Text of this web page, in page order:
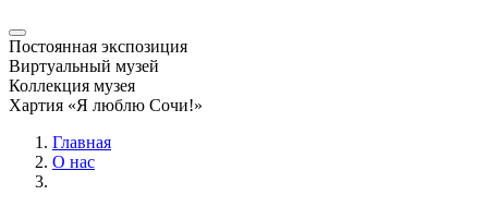
Постоянная экспозиция
Виртуальный музей
Коллекция музея
Хартия «Я люблю Сочи!»
Главная
О нас